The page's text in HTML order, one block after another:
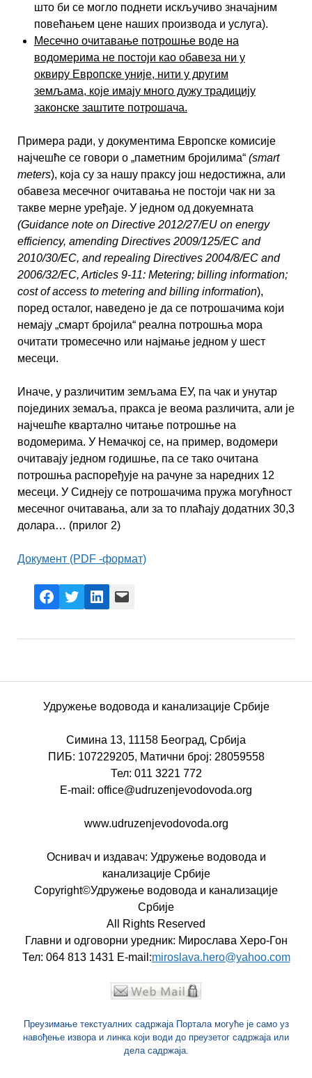
што би се могло поднети искључиво значајним
повећањем цене наших производа и услуга).
Месечно очитавање потрошње воде на
водомерима не постоји као обавеза ни у
оквиру Европске уније, нити у другим
земљама, које имају много дужу традицију
законске заштите потрошача.
Примера ради, у документима Европске комисије
најчешће се говори о „паметним бројилима“ (smart
meters), која су за нашу праксу још недостижна, али
обавеза месечног очитавања не постоји чак ни за
такве мерне уређаје. У једном од докуемната
(Guidance note on Directive 2012/27/EU on energy
efficiency, amending Directives 2009/125/EC and
2010/30/EC, and repealing Directives 2004/8/EC and
2006/32/EC, Articles 9-11: Metering; billing information;
cost of access to metering and billing information),
поред осталог, наведено је да се потрошачима који
немају „смарт бројила“ реална потрошња мора
очитати тромесечно или најмање једном у шест
месеци.
Иначе, у различитим земљама ЕУ, па чак и унутар
појединих земаља, пракса је веома различита, али је
најчешће квартално читање потрошње на
водомерима. У Немачкој се, на пример, водомери
очитавају једном годишње, па се тако очитана
потрошња распоређује на рачуне за наредних 12
месеци. У Сиднеју се потрошачима пружа могућност
месечног очитавања, али за то плаћају додатних 30,3
долара… (прилог 2)
Документ (PDF -формат)
Facebook
X LinkedIn
Mail
Удружење водовода и канализације Србије
Симина 13, 11158 Београд, Србија
ПИБ: 107229205, Матични број: 28059558
Тел: 011 3221 772
E-mail: office@udruzenjevodovoda.org
www.udruzenjevodovoda.org
Оснивач и издавач: Удружење водовода и
канализације Србије
Copyright©Удружење водовода и канализације
Србије
All Rights Reserved
Главни и одговорни уредник: Мирослава Херо-Гон
Тел: 064 813 1431 E-mail:miroslava.hero@yahoo.com
Преузимање текстуалних садржаја Портала могуће је само уз
навођење извора и линка који води до преузетог садржаја или
дела садржаја.